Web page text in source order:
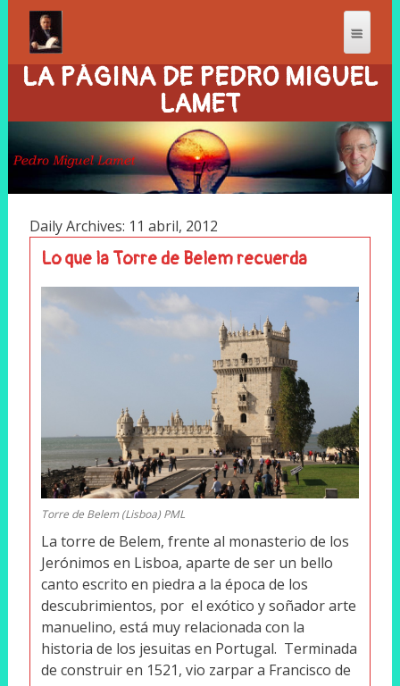
LA PÁGINA DE PEDRO MIGUEL
LAMET
Daily Archives: 11 abril, 2012
Lo que la Torre de Belem recuerda
Torre de Belem (Lisboa) PML
La torre de Belem, frente al monasterio de los
Jerónimos en Lisboa, aparte de ser un bello
canto escrito en piedra a la época de los
descubrimientos, por el exótico y soñador arte
manuelino, está muy relacionada con la
historia de los jesuitas en Portugal. Terminada
de construir en 1521, vio zarpar a Francisco de